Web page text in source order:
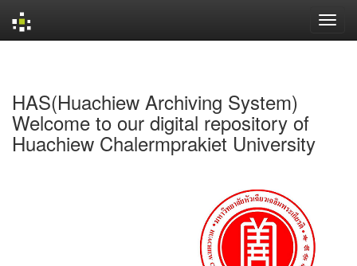
HAS(Huachiew Archiving System)
Welcome to our digital repository of
Huachiew Chalermprakiet University